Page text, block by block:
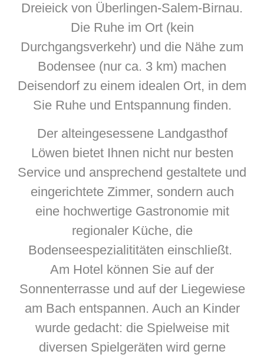
Dreieick von Überlingen-Salem-Birnau.
Die Ruhe im Ort (kein
Durchgangsverkehr) und die Nähe zum
Bodensee (nur ca. 3 km) machen
Deisendorf zu einem idealen Ort, in dem
Sie Ruhe und Entspannung finden.
Der alteingesessene Landgasthof
Löwen bietet Ihnen nicht nur besten
Service und ansprechend gestaltete und
eingerichtete Zimmer, sondern auch
eine hochwertige Gastronomie mit
regionaler Küche, die
Bodenseespezialititäten einschließt.
Am Hotel können Sie auf der
Sonnenterrasse und auf der Liegewiese
am Bach entspannen. Auch an Kinder
wurde gedacht: die Spielweise mit
diversen Spielgeräten wird gerne